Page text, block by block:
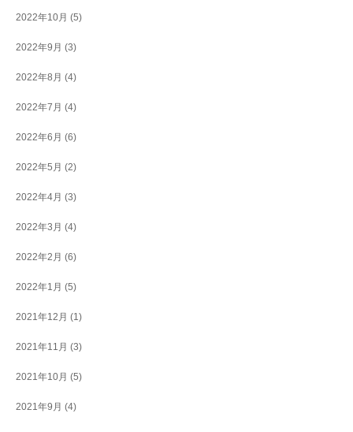
2022年10月 (5)
2022年9月 (3)
2022年8月 (4)
2022年7月 (4)
2022年6月 (6)
2022年5月 (2)
2022年4月 (3)
2022年3月 (4)
2022年2月 (6)
2022年1月 (5)
2021年12月 (1)
2021年11月 (3)
2021年10月 (5)
2021年9月 (4)